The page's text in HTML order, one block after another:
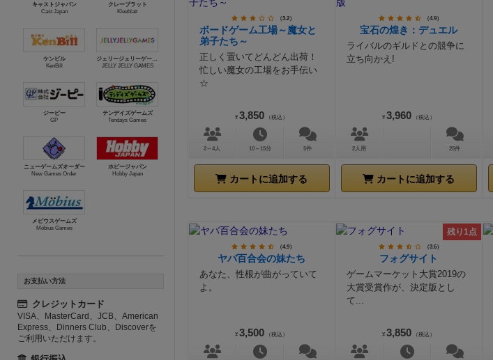
（3.2）
ボードゲーム工場～魔女と
弟子たち～
正しく置いてどんどん出荷！
忙しい魔女の工場をお手伝い
☆
¥ 3,850 （税込）
2～4人 10～15分 5件
カートに追加する
（4.9）
宝石の煌き：デュエル
ライバルのギルドとの競争に
立ち向かえ!
¥ 3,960 （税込）
2人用 25件
カートに追加する
（4.9）
ヤバ百合会の妹たち
あなた、性根が曲がっていて
よ。
¥ 3,500 （税込）
残り1点
（3.6）
フォグサイト
ゲームマーケット大賞2019の
大賞受賞作が、決定版とし
て...
¥ 3,850 （税込）
キャストジャパン
Cast Japan
クレーブラット
Kleeblatt
ケンビル
KenBill
ジェリージェリーゲームズ
JELLY JELLY GAMES
ジーピー
GP
テンデイズゲームズ
Tendays Games
ニューゲームズオーダー
New Games Order
ホビージャパン
Hobby Japan
メビウスゲームズ
Möbius Games
お支払い方法
クレジットカード
VISA、MasterCard、JCB、American
Express、Dinners Club、Discoverを
ご利用いただけます。